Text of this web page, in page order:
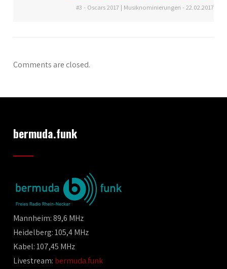
#3 - Oscars 2017 | Musiknominierungen - 22.02.2017
Comments are closed.
bermuda.funk
Mannheim: 89,6 MHz
Heidelberg: 105,4 MHz
Kabel: 107,45 MHz
Livestream: bermuda.funk